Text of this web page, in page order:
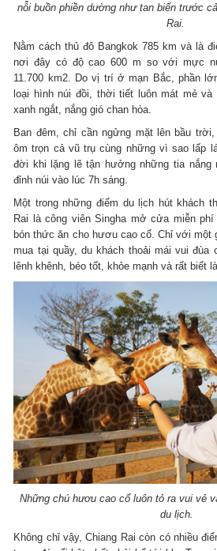
nỗi buồn phiền dường như tan biến trước
Rai.
Nằm cách thủ đô Bangkok 785 km và là
nơi đây có độ cao 600 m so với mực
11.700 km2. Do vị trí ở mạn Bắc, phần
loại hình núi đồi, thời tiết luôn mát mẻ
xanh ngắt, nắng gió chan hòa.
Ban đêm, chỉ cần ngửng mặt lên bầu
ôm trọn cả vũ trụ cùng những vì sao lấp
đời khi lặng lẽ tận hưởng những tia nắng
đỉnh núi vào lúc 7h sáng.
Một trong những điểm du lịch hút khách
Rai là công viên Singha mở cửa miễn
bón thức ăn cho hươu cao cổ. Chỉ với một
mua tại quầy, du khách thoải mái vui đùa
lênh khênh, béo tốt, khỏe mạnh và rất biết
Những chú hươu cao cổ luôn tỏ ra vui vẻ
du lịch.
Không chỉ vậy, Chiang Rai còn có nhiều